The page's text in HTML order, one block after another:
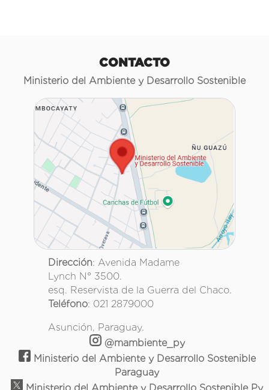
CONTACTO
Ministerio del Ambiente y Desarrollo Sostenible
Dirección: Avenida Madame
Lynch N° 3500.
esq. Reservista de la Guerra del Chaco.
Teléfono: 021 2879000
Asunción, Paraguay.
@mambiente_py
Ministerio del Ambiente y Desarrollo Sostenible
Paraguay